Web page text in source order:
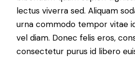
lectus viverra sed. Aliquam
urna commodo tempor vitae
vel diam. Donec felis eros,
consectetur purus id libero